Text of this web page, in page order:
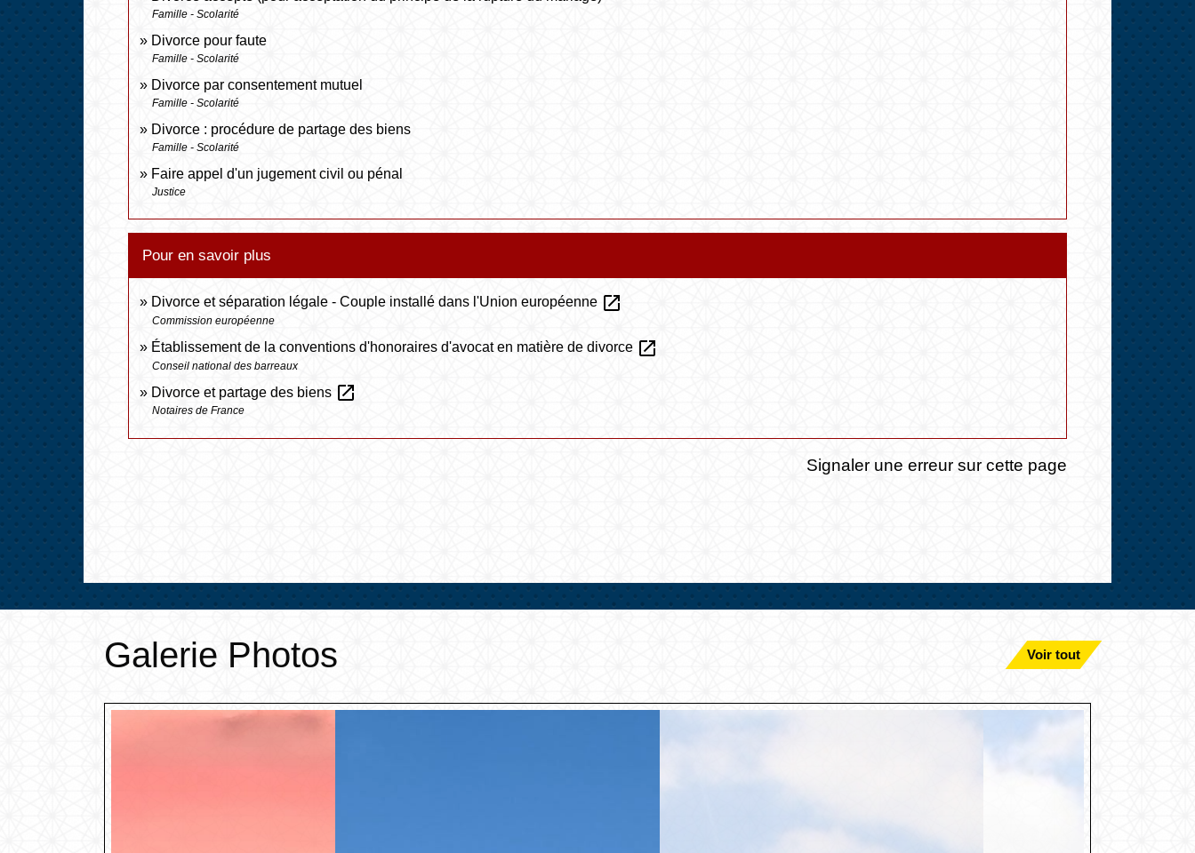
Famille - Scolarité
Divorce pour faute
Famille - Scolarité
Divorce par consentement mutuel
Famille - Scolarité
Divorce : procédure de partage des biens
Famille - Scolarité
Faire appel d'un jugement civil ou pénal
Justice
Pour en savoir plus
Divorce et séparation légale - Couple installé dans l'Union européenne open_in_new
Commission européenne
Établissement de la conventions d'honoraires d'avocat en matière de divorce open_in_new
Conseil national des barreaux
Divorce et partage des biens open_in_new
Notaires de France
Signaler une erreur sur cette page
Galerie Photos Voir tout